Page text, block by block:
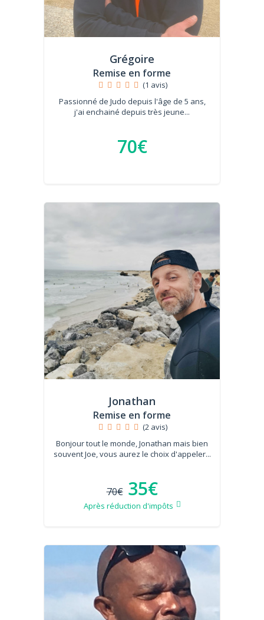
Grégoire
Remise en forme
(1 avis)
Passionné de Judo depuis l'âge de 5 ans,
j'ai enchainé depuis très jeune...
70€
Jonathan
Remise en forme
(2 avis)
Bonjour tout le monde, Jonathan mais bien
souvent Joe, vous aurez le choix d'appeler...
70€ 35€
Après réduction d'impôts